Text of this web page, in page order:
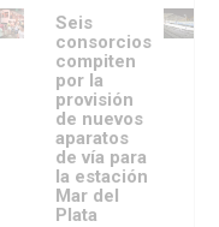
Seis
consorcios
compiten
por la
provisión
de nuevos
aparatos
de vía para
la estación
Mar del
Plata